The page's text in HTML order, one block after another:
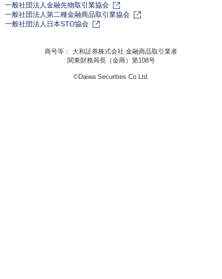
一般社団法人金融先物取引業協会
一般社団法人第二種金融商品取引業協会
一般社団法人日本STO協会
商号等： 大和証券株式会社 金融商品取引業者
関東財務局長（金商）第108号
©Daiwa Securities Co.Ltd.